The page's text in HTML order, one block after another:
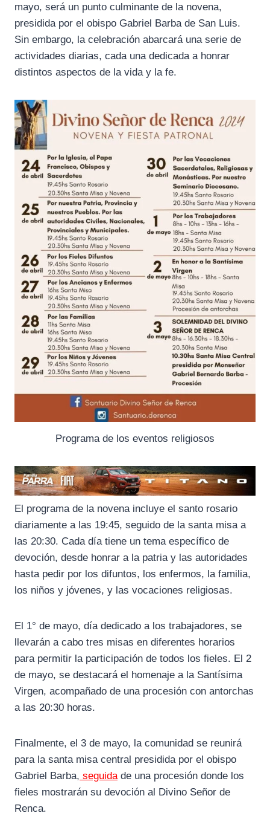
mayo, será un punto culminante de la novena,
presidida por el obispo Gabriel Barba de San Luis.
Sin embargo, la celebración abarcará una serie de
actividades diarias, cada una dedicada a honrar
distintos aspectos de la vida y la fe.
Programa de los eventos religiosos
El programa de la novena incluye el santo rosario
diariamente a las 19:45, seguido de la santa misa a
las 20:30. Cada día tiene un tema específico de
devoción, desde honrar a la patria y las autoridades
hasta pedir por los difuntos, los enfermos, la familia,
los niños y jóvenes, y las vocaciones religiosas.
El 1° de mayo, día dedicado a los trabajadores, se
llevarán a cabo tres misas en diferentes horarios
para permitir la participación de todos los fieles. El 2
de mayo, se destacará el homenaje a la Santísima
Virgen, acompañado de una procesión con antorchas
a las 20:30 horas.
Finalmente, el 3 de mayo, la comunidad se reunirá
para la santa misa central presidida por el obispo
Gabriel Barba, seguidade una procesión donde los
fieles mostrarán su devoción al Divino Señor de
Renca.